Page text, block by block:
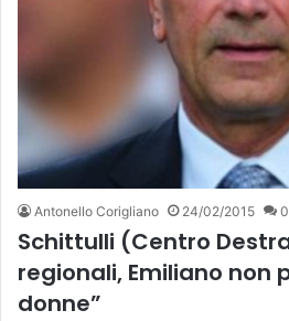
Antonello Corigliano 24/02/2015 0
Schittulli (Centro
regionali, Emiliano non
donne”